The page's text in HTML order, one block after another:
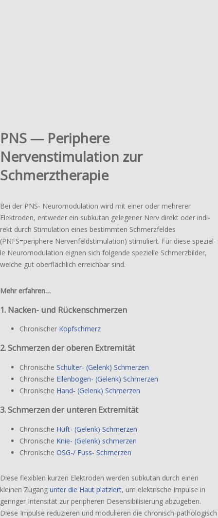
PNS — Periphere
Nervenstimulation zur
Schmerztherapie
Bei der PNS- Neuromodulation wird mit einer oder mehre­rer
Elektroden, entwe­der ein subku­tan gele­ge­ner Nerv direkt oder indi­
rekt durch Stimulation eines bestimm­ten Schmerzfeldes
(PNFS=periphere Nervenfeldstimulation) stimu­liert. Für diese spezi­el­
le Neuromodulation eignen sich folgen­de spezi­el­le Schmerzbilder,
welche gut ober­fläch­lich erreich­bar sind.
Mehr erfahren…
1. Nacken- und Rückenschmerzen
Chronischer Kopfschmerz
2. Schmerzen der oberen Extremität
Chronische Schulter- (Gelenk) Schmerzen
Chronische Ellenbogen- (Gelenk) Schmerzen
Chronische Hand- (Gelenk) Schmerzen
3. Schmerzen der unteren Extremität
Chronische Hüft- (Gelenk) Schmerzen
Chronische Knie- (Gelenk) schmerzen
Chronische OSG-/ Fuss- Schmerzen
Diese flexi­blen kurzen Elektroden werden subku­tan durch einen
kleinen Zugang unter die Haut plat­ziert, um elek­tri­sche Impulse in
gerin­ger Intensität zur peri­phe­ren Desensibilisierung abzu­ge­ben.
Diese Impulse redu­zie­ren und modu­lie­ren die chronisch-pathologisch